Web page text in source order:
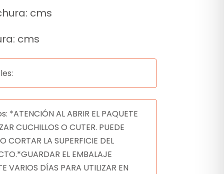
cms
cms
*ATENCIÓN AL ABRIR EL PAQUETE
CUCHILLOS O CUTER. PUEDE
CORTAR LA SUPERFICIE DEL
EL EMBALAJE
VARIOS DÍAS PARA UTILIZAR EN